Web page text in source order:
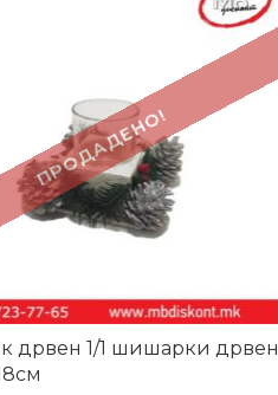
ПРОДАДЕНО!
дрвен 1/1 шишарки дрвен